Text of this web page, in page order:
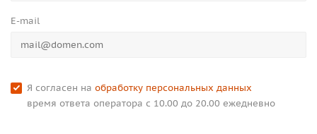
E-mail
Я согласен на обработку персональных данных
время ответа оператора с 10.00 до 20.00 ежедневно